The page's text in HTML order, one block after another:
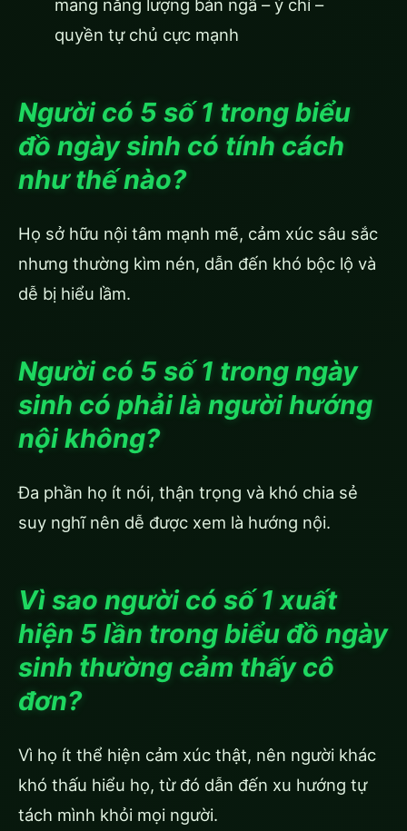
mang năng lượng bản ngã – ý chí –
quyền tự chủ cực mạnh
Người có 5 số 1 trong biểu
đồ ngày sinh có tính cách
như thế nào?
Họ sở hữu nội tâm mạnh mẽ, cảm xúc sâu sắc
nhưng thường kìm nén, dẫn đến khó bộc lộ và
dễ bị hiểu lầm.
Người có 5 số 1 trong ngày
sinh có phải là người hướng
nội không?
Đa phần họ ít nói, thận trọng và khó chia sẻ
suy nghĩ nên dễ được xem là hướng nội.
Vì sao người có số 1 xuất
hiện 5 lần trong biểu đồ ngày
sinh thường cảm thấy cô
đơn?
Vì họ ít thể hiện cảm xúc thật, nên người khác
khó thấu hiểu họ, từ đó dẫn đến xu hướng tự
tách mình khỏi mọi người.